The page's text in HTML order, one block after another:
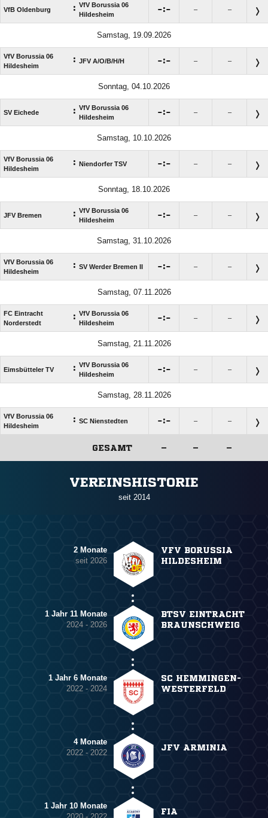
VfB Oldenburg : VfV Borussia 06
Hildesheim
: – –
Samstag, 19.09.2026
VfV Borussia 06
Hildesheim
: JFV A/​O/​B/​H/​H : – –
Sonntag, 04.10.2026
SV Eichede : VfV Borussia 06
Hildesheim
: – –
Samstag, 10.10.2026
VfV Borussia 06
Hildesheim
: Niendorfer TSV : – –
Sonntag, 18.10.2026
JFV Bremen : VfV Borussia 06
Hildesheim
: – –
Samstag, 31.10.2026
VfV Borussia 06
Hildesheim
: SV Werder Bremen II : – –
Samstag, 07.11.2026
FC Eintracht
Norderstedt
: VfV Borussia 06
Hildesheim
: – –
Samstag, 21.11.2026
Eimsbütteler TV : VfV Borussia 06
Hildesheim
: – –
Samstag, 28.11.2026
VfV Borussia 06
Hildesheim
: SC Nienstedten : – –
GESAMT – – –
VEREINSHISTORIE
seit 2014
2 Monate
seit 2026
VFV BORUSSIA
HILDESHEIM
1 Jahr 11 Monate
2024 - 2026
BTSV EINTRACHT
BRAUNSCHWEIG
1 Jahr 6 Monate
2022 - 2024
SC HEMMINGEN-
WESTERFELD
4 Monate
2022 - 2022
JFV ARMINIA
1 Jahr 10 Monate
FIA